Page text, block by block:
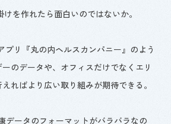
を作れたら面白いのではないか。
プリ『丸の内ヘルスカンパニー』のよう
のデータや、オフィスだけでなくエリ
ればより広い取り組みが期待できる。
データのフォーマットがバラバラなの